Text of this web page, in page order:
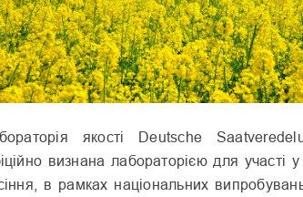
якості Deutsche
визнана лабораторією для участі
в рамках національних